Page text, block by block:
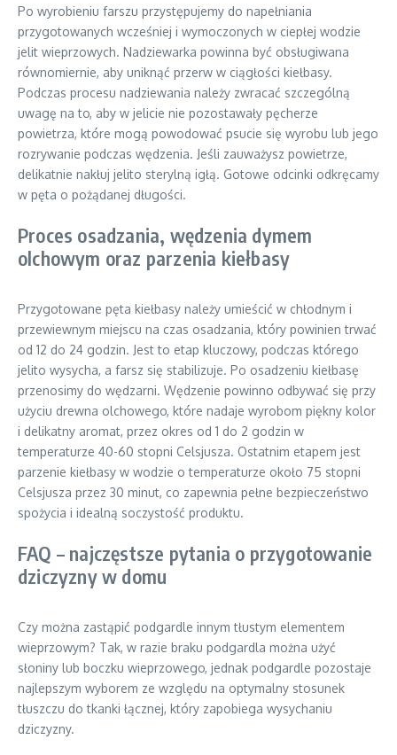
Po wyrobieniu farszu przystępujemy do napełniania
przygotowanych wcześniej i wymoczonych w ciepłej wodzie
jelit wieprzowych. Nadziewarka powinna być obsługiwana
równomiernie, aby uniknąć przerw w ciągłości kiełbasy.
Podczas procesu nadziewania należy zwracać szczególną
uwagę na to, aby w jelicie nie pozostawały pęcherze
powietrza, które mogą powodować psucie się wyrobu lub jego
rozrywanie podczas wędzenia. Jeśli zauważysz powietrze,
delikatnie nakłuj jelito sterylną igłą. Gotowe odcinki odkręcamy
w pęta o pożądanej długości.
Proces osadzania, wędzenia dymem
olchowym oraz parzenia kiełbasy
Przygotowane pęta kiełbasy należy umieścić w chłodnym i
przewiewnym miejscu na czas osadzania, który powinien trwać
od 12 do 24 godzin. Jest to etap kluczowy, podczas którego
jelito wysycha, a farsz się stabilizuje. Po osadzeniu kiełbasę
przenosimy do wędzarni. Wędzenie powinno odbywać się przy
użyciu drewna olchowego, które nadaje wyrobom piękny kolor
i delikatny aromat, przez okres od 1 do 2 godzin w
temperaturze 40-60 stopni Celsjusza. Ostatnim etapem jest
parzenie kiełbasy w wodzie o temperaturze około 75 stopni
Celsjusza przez 30 minut, co zapewnia pełne bezpieczeństwo
spożycia i idealną soczystość produktu.
FAQ – najczęstsze pytania o przygotowanie
dziczyzny w domu
Czy można zastąpić podgardle innym tłustym elementem
wieprzowym? Tak, w razie braku podgardla można użyć
słoniny lub boczku wieprzowego, jednak podgardle pozostaje
najlepszym wyborem ze względu na optymalny stosunek
tłuszczu do tkanki łącznej, który zapobiega wysychaniu
dziczyzny.